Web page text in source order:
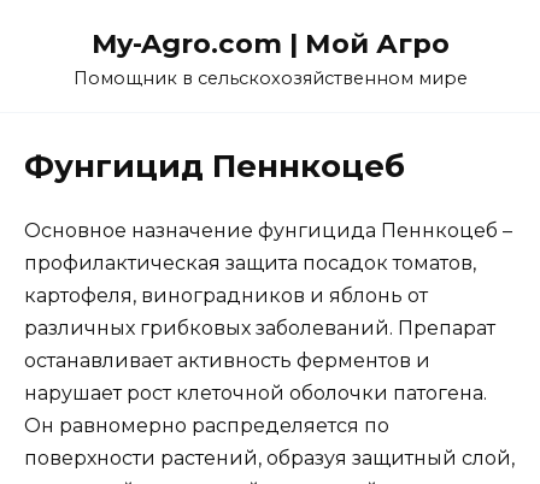
My-Agro.com | Мой Агро
Помощник в сельскохозяйственном мире
Фунгицид Пеннкоцеб
Основное назначение фунгицида Пеннкоцеб –
профилактическая защита посадок томатов,
картофеля, виноградников и яблонь от
различных грибковых заболеваний. Препарат
останавливает активность ферментов и
нарушает рост клеточной оболочки патогена.
Он равномерно распределяется по
поверхности растений, образуя защитный слой,